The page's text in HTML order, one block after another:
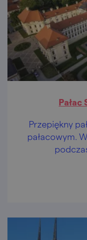
Pałac
Przepiękny
pałacowym.